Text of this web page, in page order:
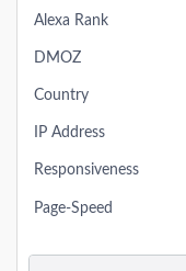
Alexa Rank
DMOZ
Country
IP Address
Responsiveness
Page-Speed